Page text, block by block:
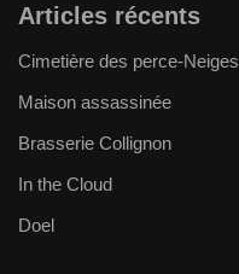
Articles récents
Cimetière des perce-Neiges
Maison assassinée
Brasserie Collignon
In the Cloud
Doel